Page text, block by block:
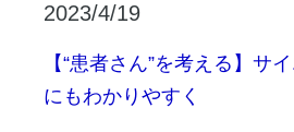
2023/4/19
【“患者さん”を考える】サ
にもわかりやすく